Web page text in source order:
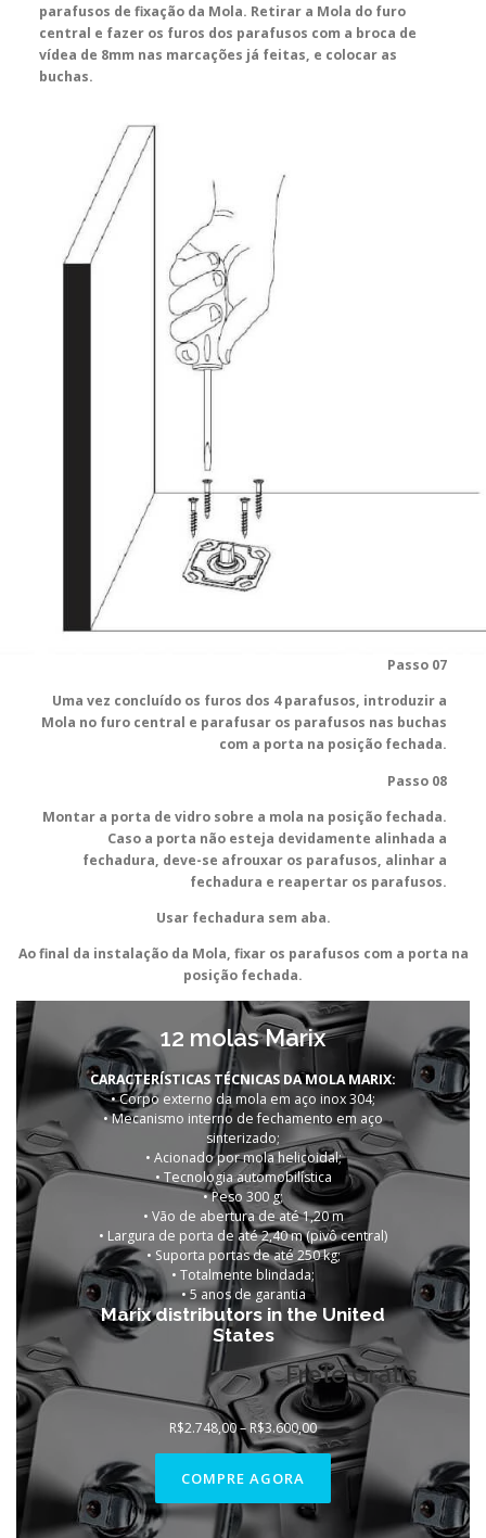
parafusos de fixação da Mola. Retirar a Mola do furo
central e fazer os furos dos parafusos com a broca de
vídea de 8mm nas marcações já feitas, e colocar as
buchas.
Passo 07
Uma vez concluído os furos dos 4 parafusos, introduzir a
Mola no furo central e parafusar os parafusos nas buchas
com a porta na posição fechada.
Passo 08
Montar a porta de vidro sobre a mola na posição fechada.
Caso a porta não esteja devidamente alinhada a
fechadura, deve-se afrouxar os parafusos, alinhar a
fechadura e reapertar os parafusos.
Usar fechadura sem aba.
Ao final da instalação da Mola, fixar os parafusos com a porta na
posição fechada.
12 molas Marix
CARACTERÍSTICAS TÉCNICAS DA MOLA MARIX:
• Corpo externo da mola em aço inox 304;
• Mecanismo interno de fechamento em aço
sinterizado;
• Acionado por mola helicoidal;
• Tecnologia automobilística
• Peso 300 g;
• Vão de abertura de até 1,20 m
• Largura de porta de até 2,40 m (pivô central)
• Suporta portas de até 250 kg;
• Totalmente blindada;
• 5 anos de garantia
Marix distributors in the United
States
Frete Grátis
R$2.748,00–R$3.600,00Faixa
de
preço:
R$2.748,00
R$3.600,00
COMPRE AGORA